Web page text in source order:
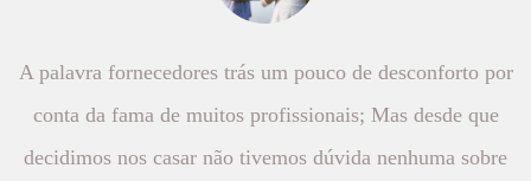
A palavra fornecedores trás um pouco de desconforto por
conta da fama de muitos profissionais; Mas desde que
decidimos nos casar não tivemos dúvida nenhuma sobre